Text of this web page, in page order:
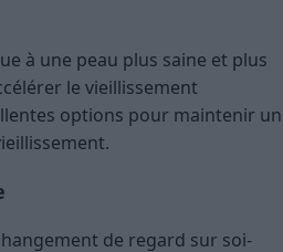
à une peau plus saine et plus
le vieillissement
options pour maintenir un
de regard sur soi-